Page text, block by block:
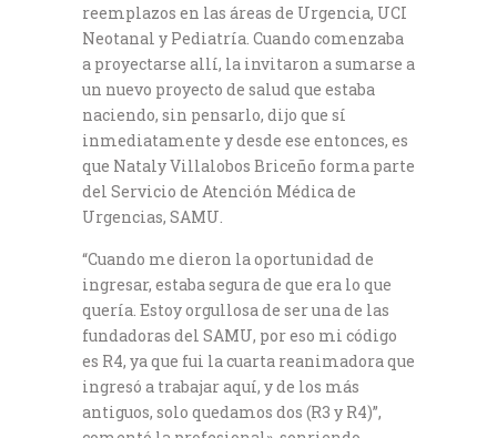
reemplazos en las áreas de Urgencia, UCI
Neotanal y Pediatría. Cuando comenzaba
a proyectarse allí, la invitaron a sumarse a
un nuevo proyecto de salud que estaba
naciendo, sin pensarlo, dijo que sí
inmediatamente y desde ese entonces, es
que Nataly Villalobos Briceño forma parte
del Servicio de Atención Médica de
Urgencias, SAMU.
“Cuando me dieron la oportunidad de
ingresar, estaba segura de que era lo que
quería. Estoy orgullosa de ser una de las
fundadoras del SAMU, por eso mi código
es R4, ya que fui la cuarta reanimadora que
ingresó a trabajar aquí, y de los más
antiguos, solo quedamos dos (R3 y R4)”,